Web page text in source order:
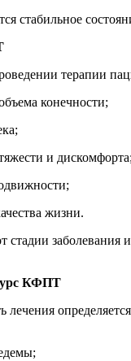
стабильное
терапии
конечности;
и
жизни.
стадии заболевания
КФПТ
лечения